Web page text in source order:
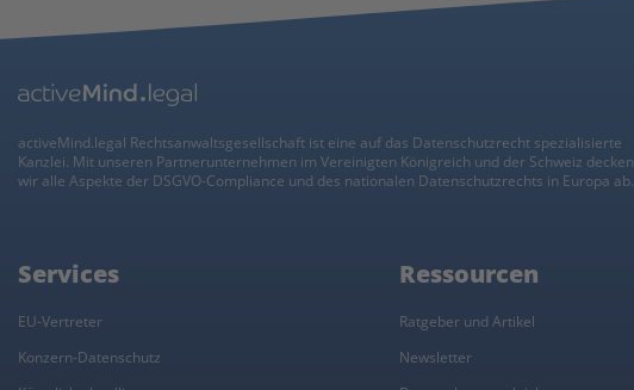
activeMind.legal Rechtsanwaltsgesellschaft ist eine auf das Datenschutzrecht spezialisierte
Kanzlei. Mit unseren Partnerunternehmen im Vereinigten Königreich und der Schweiz decken
wir alle Aspekte der DSGVO-Compliance und des nationalen Datenschutzrechts in Europa ab.
Services
EU-Vertreter
Konzern-Datenschutz
Ressourcen
Ratgeber und Artikel
Newsletter